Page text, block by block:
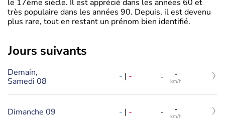
le 17ème siècle. Il est apprécié dans les années 60 et
très populaire dans les années 90. Depuis, il est devenu
plus rare, tout en restant un prénom bien identifié.
jours suivants
Demain,
Samedi 08
- | - - -
km/h
Dimanche 09 - | - - -
km/h